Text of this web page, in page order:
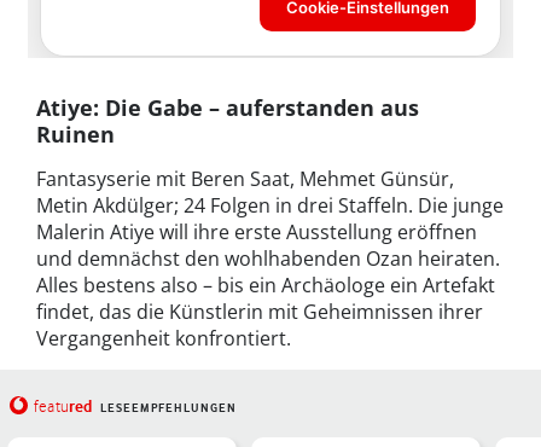
Atiye: Die Gabe – auferstanden aus
Ruinen
Fantasyserie mit Beren Saat, Mehmet Günsür,
Metin Akdülger; 24 Folgen in drei Staffeln. Die junge
Malerin Atiye will ihre erste Ausstellung eröffnen
und demnächst den wohlhabenden Ozan heiraten.
Alles bestens also – bis ein Archäologe ein Artefakt
findet, das die Künstlerin mit Geheimnissen ihrer
Vergangenheit konfrontiert.
featured LESEEMPFEHLUNGEN